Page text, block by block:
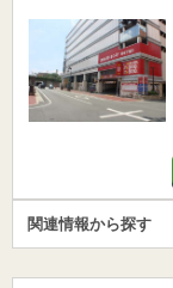
関連情報から探す